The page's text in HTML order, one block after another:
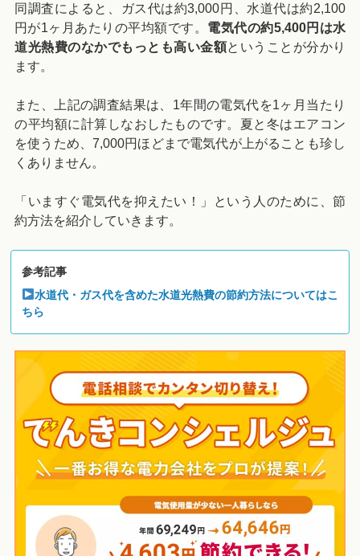
同調査によると、ガス代は約3,000円、水道代は約2,100
円が1ヶ月あたりの平均額です。 電気代の約5,400円は水
道光熱費のなかでもっとも高い金額ということが分かり
ます。
また、上記の調査結果は、1年間の電気代を1ヶ月当たり
の平均額に計算しなおしたものです。夏と冬はエアコン
を使うため、7,000円ほどまで電気代が上がることも珍し
くありません。
「いますぐ電気代を抑えたい！」という人のために、節
約方法を紹介していきます。
参考記事
水道代・ガス代を含めた水道光熱費の節約方法についてはこ
ちら